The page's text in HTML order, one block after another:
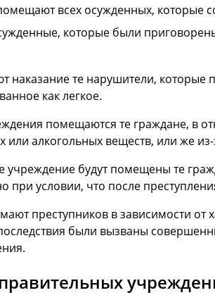
всех осужденных, которые
которые были
наказание те нарушители,
как легкое.
помещаются те граждане, в
алкогольных веществ, или же
учреждение будут помещены те
при условии, что после
преступников в зависимости от
были вызваны